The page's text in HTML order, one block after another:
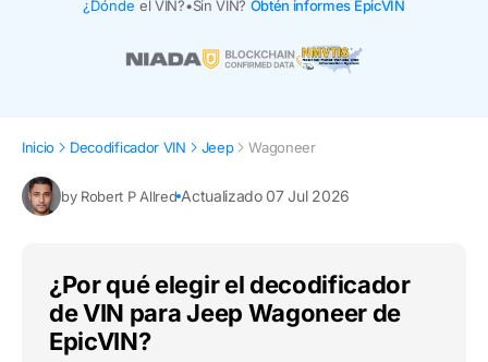
¿Dónde el VIN?•Sin VIN? Obtén informes EpicVIN
Inicio Decodificador VIN Jeep Wagoneer
by Robert P Allred Actualizado 07 Jul 2026
¿Por qué elegir el decodificador
de VIN para Jeep Wagoneer de
EpicVIN?